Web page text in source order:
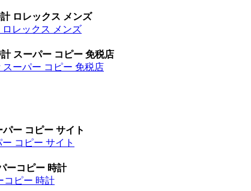
ロレックス メンズ
レックス メンズ
スーパー コピー 免税店
ーパー コピー 免税店
ー コピー サイト
コピー サイト
ーコピー 時計
コピー 時計